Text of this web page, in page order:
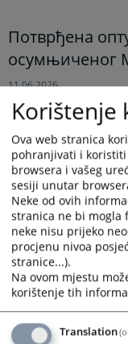
Потврђена
осумњиченог
11.06.2026.
потврђена је
Источном Сарајеву
М.И. из И.И., због
дјело Угрожавање
са ставом 1.
Приказана вијест
Korištenje
Ova web stranica
pohranjivati i
browsera i vašeg
sesiji unutar
Neke od ovih
stranica ne bi mogla
neke nisu prijeko
procjenu nivoa
stranice...).
Na ovom mjestu
korištenje tih
Translation